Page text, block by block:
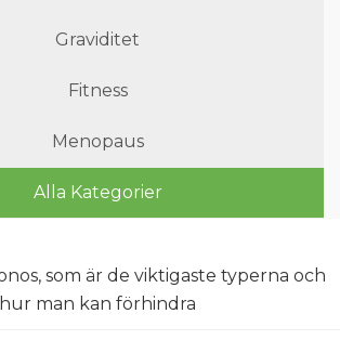
Graviditet
Fitness
Menopaus
Alla Kategorier
som är de viktigaste typerna och
hur man kan förhindra